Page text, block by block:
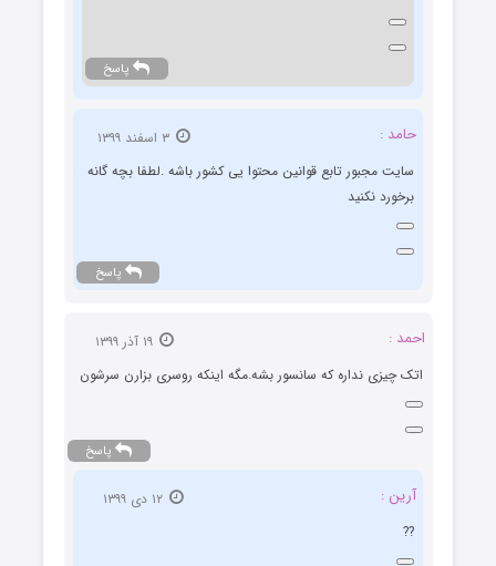
پاسخ
حامد :
۳ اسفند ۱۳۹۹
سایت مجبور تابع قوانین محتوا یی کشور باشه .لطفا بچه گانه
برخورد نکنید
پاسخ
احمد :
اتک چیزی نداره که سانسور بشه.مگه اینکه روسری بزارن سرشون
پاسخ
آرین :
??